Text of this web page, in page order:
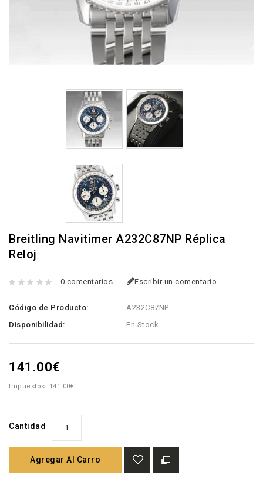
Breitling Navitimer A232C87NP Réplica
Reloj
0 comentarios Escribir un comentario
Código de Producto:
A232C87NP
Disponibilidad:
En Stock
141.00€
Impuestos: 141.00€
Cantidad
Agregar Al Carro